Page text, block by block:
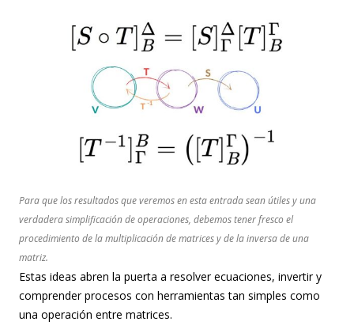
Para que los resultados que veremos en esta entrada sean útiles y una
verdadera simplificación de operaciones, debemos tener fresco el
procedimiento de la multiplicación de matrices y de la inversa de una
matriz.
Estas ideas abren la puerta a resolver ecuaciones, invertir y
comprender procesos con herramientas tan simples como
una operación entre matrices.